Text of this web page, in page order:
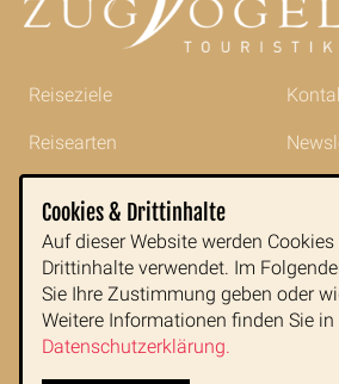
Reiseziele
Reisearten
Indochina im Portrait
Blog
AGB
Zugvogeltouristik GmbH
Cookies & Drittinhalte
Auf dieser Website werden Cookies
Drittinhalte verwendet. Im
Sie Ihre Zustimmung geben oder
Weitere Informationen finden Sie in
Datenschutzerklärung.